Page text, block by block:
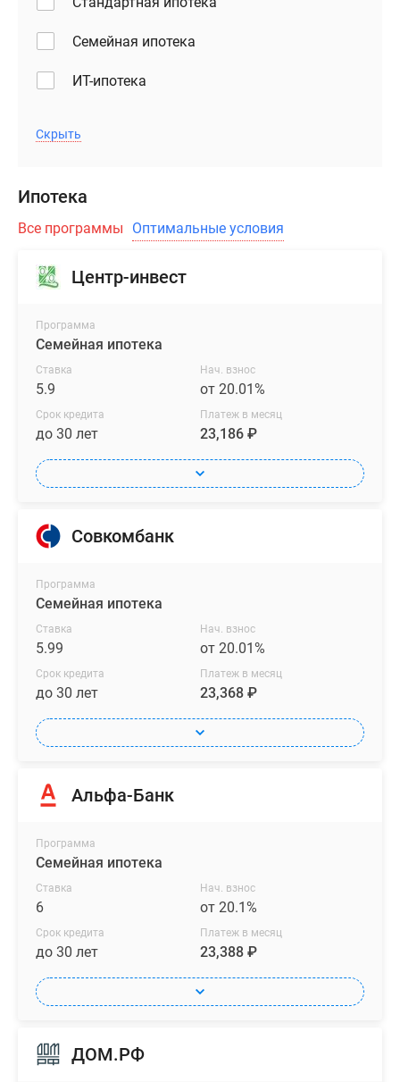
Семейная ипотека
ИТ-ипотека
Скрыть
Ипотека
Все программы Оптимальные условия
Центр-инвест
Программа
Семейная ипотека
Ставка
5.9
Нач. взнос
от 20.01%
Срок кредита
до 30 лет
Платеж в месяц
23,186 ₽
Совкомбанк
Программа
Семейная ипотека
Ставка
5.99
Нач. взнос
от 20.01%
Срок кредита
до 30 лет
Платеж в месяц
23,368 ₽
Альфа-Банк
Программа
Семейная ипотека
Ставка
6
Нач. взнос
от 20.1%
Срок кредита
до 30 лет
Платеж в месяц
23,388 ₽
ДОМ.РФ